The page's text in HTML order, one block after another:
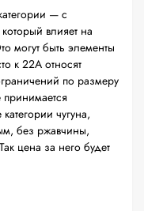
— с
влияет на
могут быть элементы
к 22А относят
по размеру
чугуна,
без ржавчины,
цена за него будет